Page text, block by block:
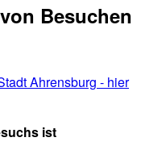
Besuchen
Ahrensburg - hier
ist